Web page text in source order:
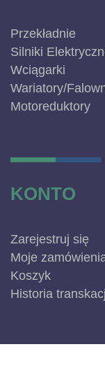
Przekładnie
Silniki
Wciągarki
Wariatory/
Motoreduktory
KONTO
Zarejestruj się
Moje
Koszyk
Historia